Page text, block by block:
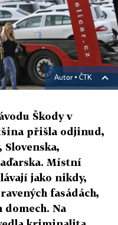
Autor ▪ ČTK
Škody v
přišla odjinud,
Slovenska,
Místní
jako nikdy,
fasádách,
domech. Na